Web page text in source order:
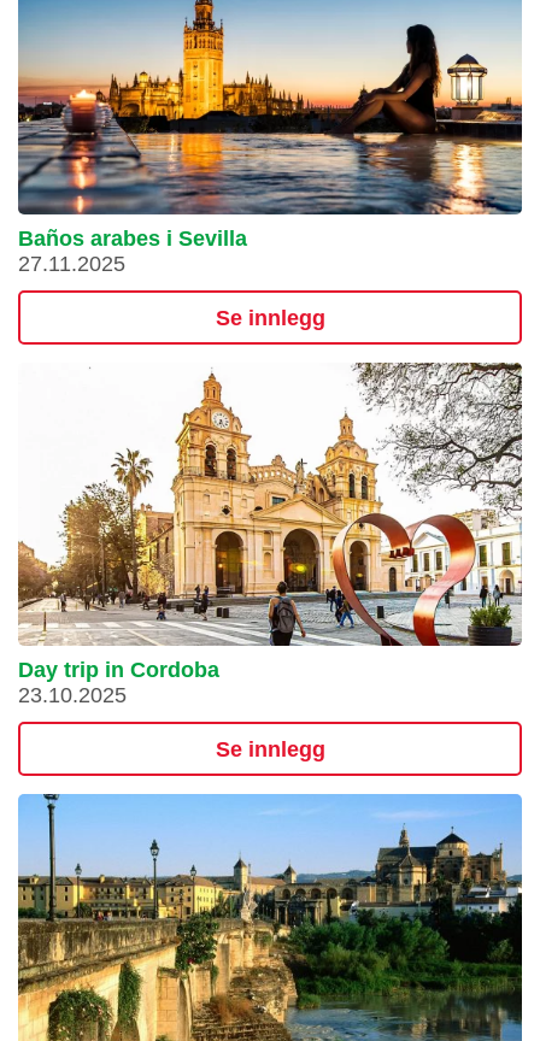
Baños arabes i Sevilla
27.11.2025
Se innlegg
Day trip in Cordoba
23.10.2025
Se innlegg